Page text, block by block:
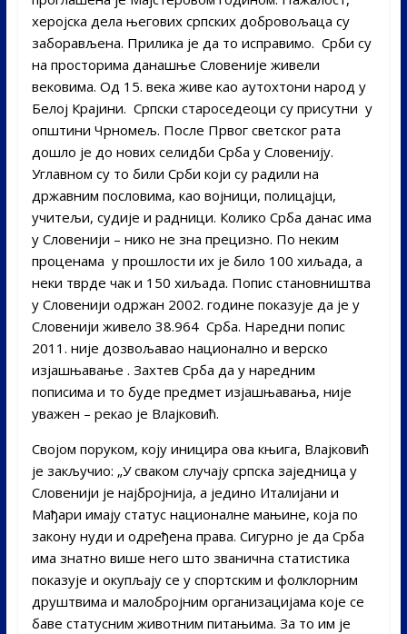
херојска дела његових српских добровољаца су
заборављена. Прилика је да то исправимо. Срби су
на просторима данашње Словеније живели
вековима. Од 15. века живе као аутохтони народ у
Белој Крајини. Српски староседеоци су присутни у
општини Чрномељ. После Првог светског рата
дошло је до нових селидби Срба у Словенију.
Углавном су то били Срби који су радили на
државним пословима, као војници, полицајци,
учитељи, судије и радници. Колико Срба данас има
у Словенији – нико не зна прецизно. По неким
проценама у прошлости их је било 100 хиљада, а
неки тврде чак и 150 хиљада. Попис становништва
у Словенији одржан 2002. године показује да је у
Словенији живело 38.964 Срба. Наредни попис
2011. није дозвољавао национално и верско
изјашњавање . Захтев Срба да у наредним
пописима и то буде предмет изјашњавања, није
уважен – рекао је Влајковић.
Својом поруком, коју иницира ова књига, Влајковић
је закључио: „У сваком случају српска заједница у
Словенији је најбројнија, а једино Италијани и
Мађари имају статус националне мањине, која по
закону нуди и одређена права. Сигурно је да Срба
има знатно више него што званична статистика
показује и окупљају се у спортским и фолклорним
друштвима и малобројним организацијама које се
баве статусним животним питањима. За то им је